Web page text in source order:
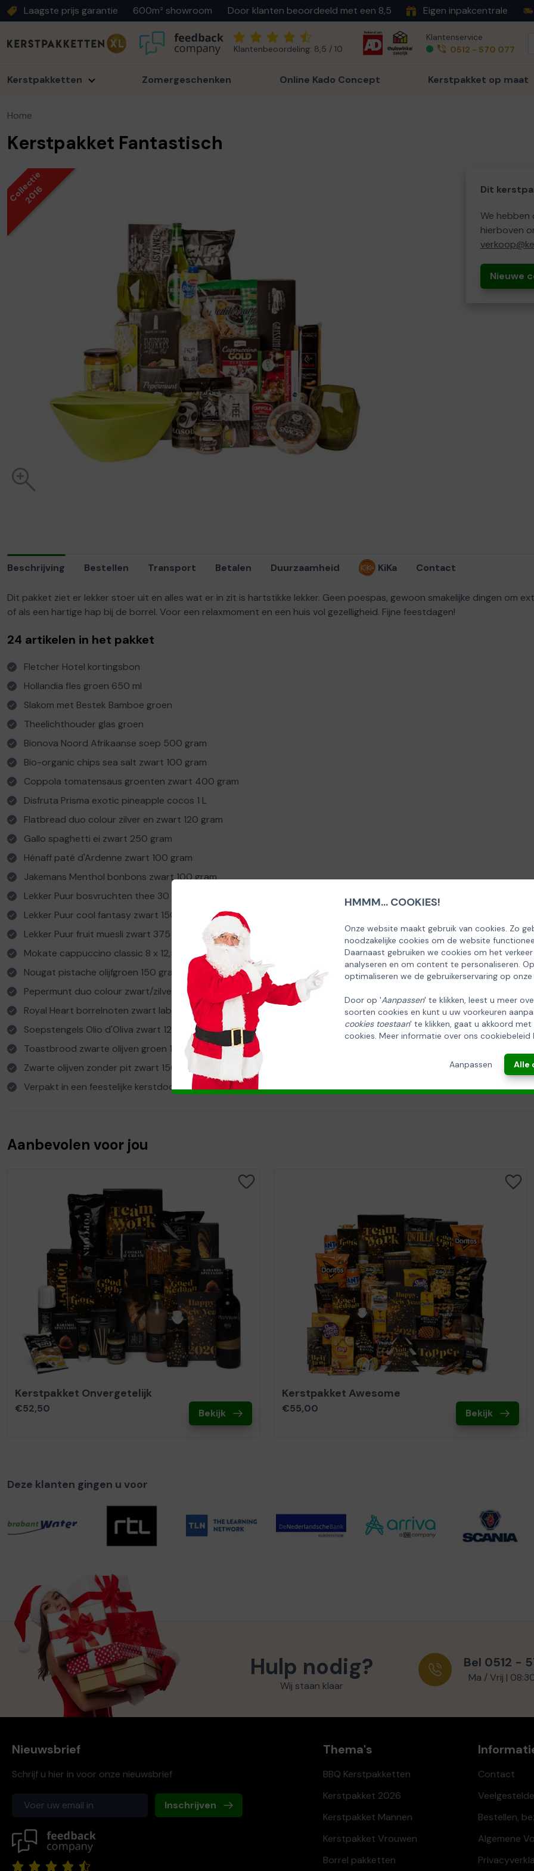
HMMM... COOKIES!
Onze website maakt gebruik van cookies. Zo
noodzakelijke cookies om de website
Daarnaast gebruiken we cookies om het
analyseren en om content te personaliseren.
optimaliseren we de gebruikerservaring op
Door op 'Aanpassen' te klikken, leest u meer
soorten cookies en kunt u uw voorkeuren
cookies toestaan' te klikken, gaat u akkoord
cookies. Meer informatie over ons cookiebeleid
Aanpassen Alle
Laagste prijs garantie 600m² showroom Door klanten beoordeeld met een 8,5 Eigen inpakcentrale
Klantenbeoordeling: 8,5 / 10
Klantenservice
0512 - 570 077
Kerstpakketten Zomergeschenken Online Kado Concept Kerstpakket op maat
Home
Kerstpakket Fantastisch
Collectie
2016 Dit
We hebben
hierboven
Nieuwe
Beschrijving Bestellen Transport Betalen Duurzaamheid KiKa Contact
Dit pakket ziet er lekker stoer uit en alles wat er in zit is hartstikke lekker. Geen poespas, gewoon smakelijke dingen om
of als een hartige hap bij de borrel. Voor een relaxmoment en een huis vol gezelligheid. Fijne feestdagen!
24 artikelen in het pakket
Fletcher Hotel kortingsbon
Hollandia fles groen 650 ml
Slakom met Bestek Bamboe groen
Theelichthouder glas groen
Bionova Noord Afrikaanse soep 500 gram
Bio-organic chips sea salt zwart 100 gram
Coppola tomatensaus groenten zwart 400 gram
Disfruta Prisma exotic pineapple cocos 1 L
Flatbread duo colour zilver en zwart 120 gram
Gallo spaghetti ei zwart 250 gram
Hénaff paté d'Ardenne zwart 100 gram
Jakemans Menthol bonbons zwart 100 gram
Lekker Puur bosvruchten thee 30 gram
Lekker Puur cool fantasy zwart 150 gram
Lekker Puur fruit muesli zwart 375 gram
Mokate cappuccino classic 8 x 12,5 gram
Nougat pistache olijfgroen 150 gram
Pepermunt duo colour zwart/zilver 100 gram
Royal Heart borrelnoten zwart label 120 gram
Soepstengels Olio d'Oliva zwart 120 gram
Toastbrood zwarte olijven groen 170 gram
Zwarte olijven zonder pit zwart 150 gram
Verpakt in een feestelijke kerstdoos
Aanbevolen voor jou
Kerstpakket Onvergetelijk
€52,50 Bekijk
Kerstpakket Awesome
€55,00 Bekijk
Deze klanten gingen u voor
Hulp nodig?
Wij staan klaar
Bel 0512 -
Ma / Vrij |
Nieuwsbrief
Schrijf u hier in voor onze nieuwsbrief
Inschrijven
Thema's
BBQ Kerstpakketten
Kerstpakket 2026
Kerstpakket Mannen
Kerstpakket Vrouwen
Borrel pakketten
Contact
Bestellen,
Algemene
EN ONTVANG 5% KORTING OP DE
HUISCOLLECTIE KERSTPAKKETTEN
Email
INSCHRIJVEN!